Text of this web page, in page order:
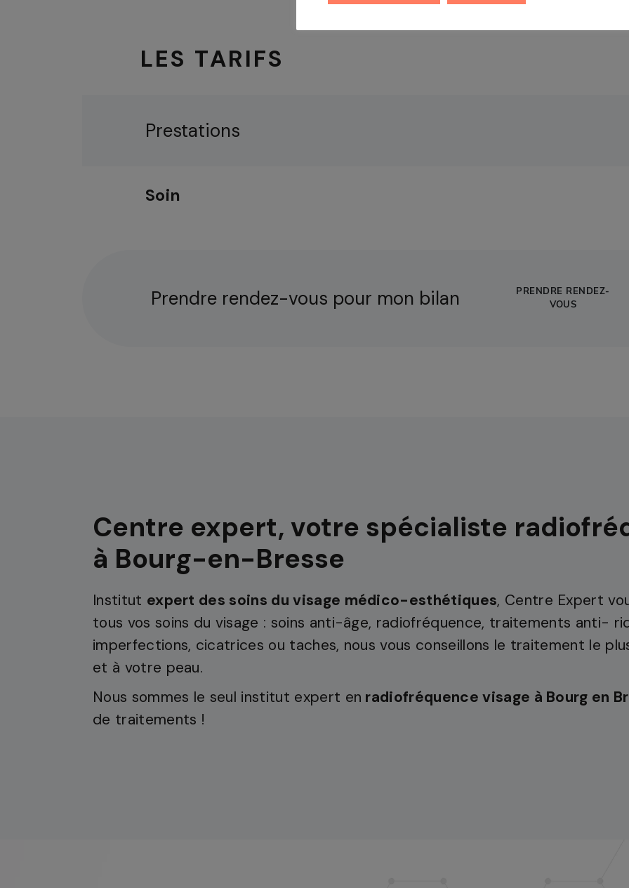
LES TARIFS
Prestations
Soin
Prendre rendez-vous pour mon bilan
PRENDRE RENDEZ-
VOUS
Centre expert, votre spécialiste
à Bourg-en-Bresse
Institut expert des soins du visage médico-esthétiques, Centre Expert
tous vos soins du visage : soins anti-âge, radiofréquence, traitements anti-
imperfections, cicatrices ou taches, nous vous conseillons le traitement le
et à votre peau.
Nous sommes le seul institut expert en radiofréquence visage à Bourg en
de traitements !